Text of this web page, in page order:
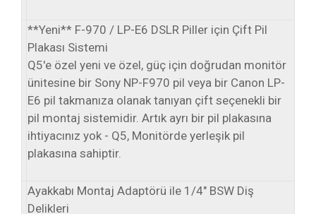
**Yeni** F-970 / LP-E6 DSLR Piller için Çift Pil
Plakası Sistemi
Q5'e özel yeni ve özel, güç için doğrudan monitör
ünitesine bir Sony NP-F970 pil veya bir Canon LP-
E6 pil takmanıza olanak tanıyan çift seçenekli bir
pil montaj sistemidir. Artık ayrı bir pil plakasına
ihtiyacınız yok - Q5, Monitörde yerleşik pil
plakasına sahiptir.
Ayakkabı Montaj Adaptörü ile 1/4" BSW Diş
Delikleri